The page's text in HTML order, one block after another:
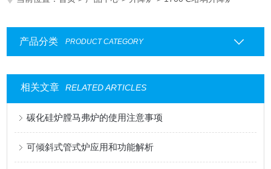
产品分类 PRODUCT CATEGORY
相关文章 RELATED ARTICLES
碳化硅炉膛马弗炉的使用注意事项
可倾斜式管式炉应用和功能解析